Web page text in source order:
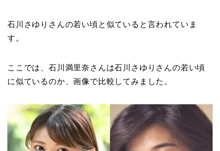
石川さゆりさんの若い頃と似ていると言われていま
す。
ここでは、石川満里奈さんは石川さゆりさんの若い頃
に似ているのか、画像で比較してみました。